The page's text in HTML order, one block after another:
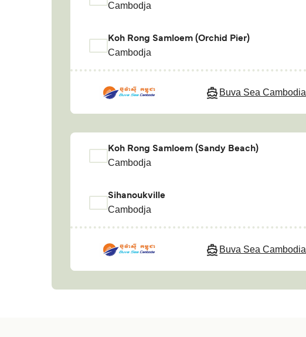
Cambodja
Koh Rong Samloem (Orchid Pier)
Cambodja
Buva Sea Cambodia
Koh Rong Samloem (Sandy Beach)
Cambodja
Sihanoukville
Cambodja
Buva Sea Cambodia